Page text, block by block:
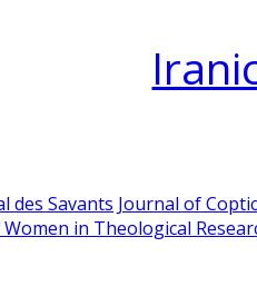
des Savants Journal of
in Theological